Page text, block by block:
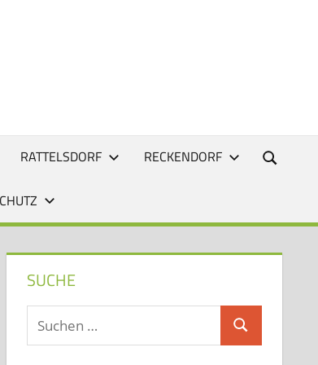
RATTELSDORF RECKENDORF
SUCHE
Suchen
nach:
Suchen